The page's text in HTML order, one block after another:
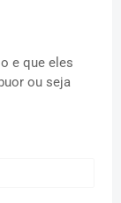
e que eles
ou seja